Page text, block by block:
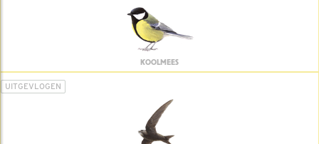
KOOLMEES
UITGEVLOGEN